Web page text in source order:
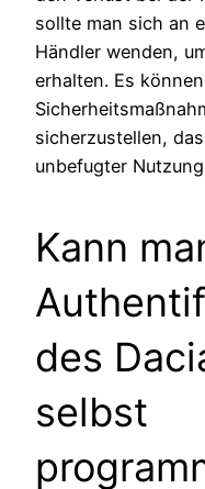
sollte man sich an
Händler wenden,
erhalten. Es
sicherzustellen,
unbefugter
Kann
des
selbst